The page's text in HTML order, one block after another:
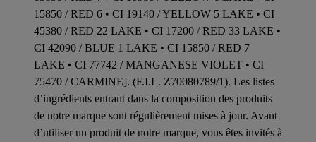
15850 / RED 6 • CI 19140 / YELLOW 5 LAKE • CI
45380 / RED 22 LAKE • CI 17200 / RED 33 LAKE •
CI 42090 / BLUE 1 LAKE • CI 15850 / RED 7
LAKE • CI 77742 / MANGANESE VIOLET • CI
75470 / CARMINE]. (F.I.L. Z70080789/1). Les listes
d’ingrédients entrant dans la composition des produits
de notre marque sont régulièrement mises à jour. Avant
d’utiliser un produit de notre marque, vous êtes invités à